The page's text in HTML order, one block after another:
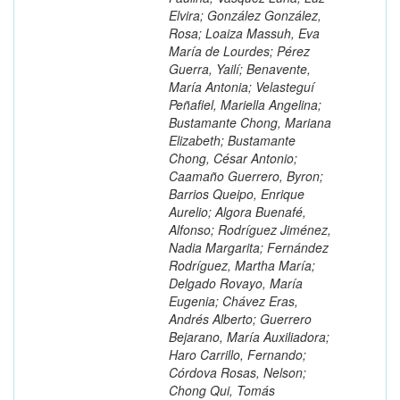
Elvira; González González,
Rosa; Loaiza Massuh, Eva
María de Lourdes; Pérez
Guerra, Yailí; Benavente,
María Antonia; Velasteguí
Peñafiel, Mariella Angelina;
Bustamante Chong, Mariana
Elizabeth; Bustamante
Chong, César Antonio;
Caamaño Guerrero, Byron;
Barrios Queipo, Enrique
Aurelio; Algora Buenafé,
Alfonso; Rodríguez Jiménez,
Nadia Margarita; Fernández
Rodríguez, Martha María;
Delgado Rovayo, María
Eugenia; Chávez Eras,
Andrés Alberto; Guerrero
Bejarano, María Auxiliadora;
Haro Carrillo, Fernando;
Córdova Rosas, Nelson;
Chong Qui, Tomás